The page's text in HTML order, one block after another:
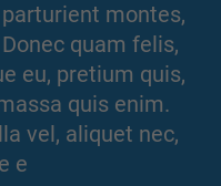
montes,
quam felis,
eu, pretium quis,
quis enim.
vel, aliquet nec,
e